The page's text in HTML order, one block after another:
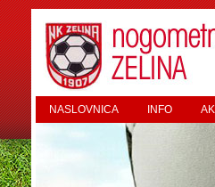
NASLOVNICA INFO